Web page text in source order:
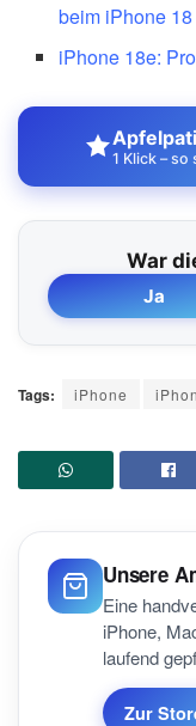
beim iPhone
iPhone 18e:
1 Klick –
War
Ja
Tags: iPhone
Unsere
Eine
iPhone,
laufend
Zur